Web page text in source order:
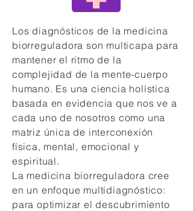
Los diagnósticos de la medicina
biorreguladora son multicapa para
mantener el ritmo de la
complejidad de la mente-cuerpo
humano. Es una ciencia holística
basada en evidencia que nos ve a
cada uno de nosotros como una
matriz única de interconexión
física, mental, emocional y
espiritual.
La medicina biorreguladora cree
en un enfoque multidiagnóstico:
para optimizar el descubrimiento